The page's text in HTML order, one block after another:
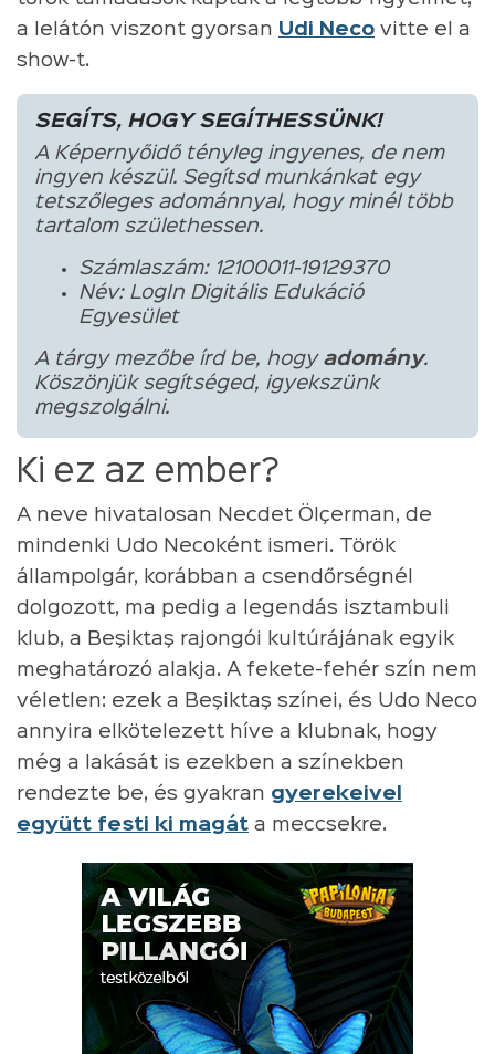
a lelátón viszont gyorsan Udi Neco vitte el a
show-t.
SEGÍTS, HOGY SEGÍTHESSÜNK!
A Képernyőidő tényleg ingyenes, de nem
ingyen készül. Segítsd munkánkat egy
tetszőleges adománnyal, hogy minél több
tartalom születhessen.
Számlaszám: 12100011-19129370
Név: LogIn Digitális Edukáció
Egyesület
A tárgy mezőbe írd be, hogy adomány.
Köszönjük segítséged, igyekszünk
megszolgálni.
Ki ez az ember?
A neve hivatalosan Necdet Ölçerman, de
mindenki Udo Necoként ismeri. Török
állampolgár, korábban a csendőrségnél
dolgozott, ma pedig a legendás isztambuli
klub, a Beşiktaş rajongói kultúrájának egyik
meghatározó alakja. A fekete-fehér szín nem
véletlen: ezek a Beşiktaş színei, és Udo Neco
annyira elkötelezett híve a klubnak, hogy
még a lakását is ezekben a színekben
rendezte be, és gyakran gyerekeivel
együtt festi ki magát a meccsekre.